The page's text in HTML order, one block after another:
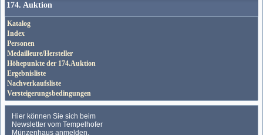
174. Auktion
Katalog
Index
Personen
Medailleure/Hersteller
Höhepunkte der 174.Auktion
Ergebnisliste
Nachverkaufsliste
Versteigerungsbedingungen